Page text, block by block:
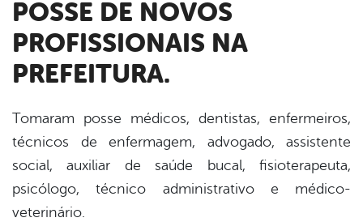
POSSE DE NOVOS
PROFISSIONAIS NA
PREFEITURA.
Tomaram posse médicos, dentistas, enfermeiros,
técnicos de enfermagem, advogado, assistente
social, auxiliar de saúde bucal, fisioterapeuta,
psicólogo, técnico administrativo e médico-
veterinário.